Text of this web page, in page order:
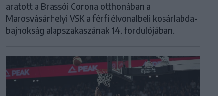
aratott a Brassói Corona otthonában a
Marosvásárhelyi VSK a férfi élvonalbeli kosárlabda-
bajnokság alapszakaszának 14. fordulójában.